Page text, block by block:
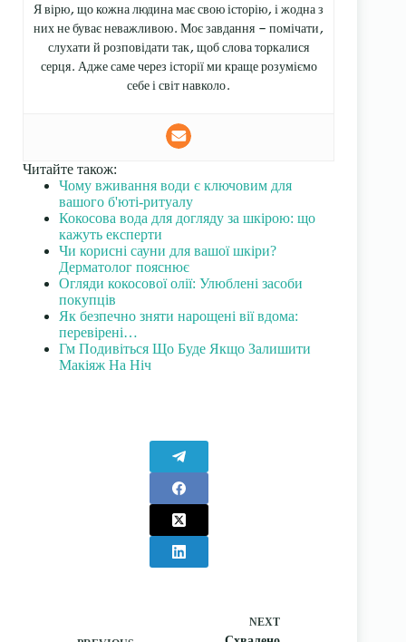
Я вірю, що кожна людина має свою історію, і жодна з
них не буває неважливою. Моє завдання — помічати,
слухати й розповідати так, щоб слова торкалися
серця. Адже саме через історії ми краще розуміємо
себе і світ навколо.
Читайте також:
Чому вживання води є ключовим для
вашого б'юті-ритуалу
Кокосова вода для догляду за шкірою: що
кажуть експерти
Чи корисні сауни для вашої шкіри?
Дерматолог пояснює
Огляди кокосової олії: Улюблені засоби
покупців
Як безпечно зняти нарощені вії вдома:
перевірені…
Гм Подивіться Що Буде Якщо Залишити
Макіяж На Ніч
NEXT